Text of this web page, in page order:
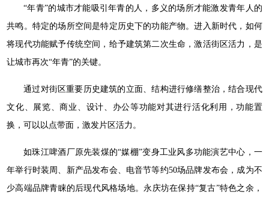
“年青”的城市才能吸引年青的人，多义的场所才能激发青年人的
共鸣。特定的场所空间是特定历史下的功能产物。进入新时代，如何
将现代功能赋予传统空间，给予建筑第二次生命，激活街区活力，是
让城市再次“年青”的关键。
通过对街区重要历史建筑的立面、结构进行修缮整治，结合现代
文化、展览、商业、设计、办公等功能对其进行活化利用，功能置
换，可以以点带面，激发片区活力。
如珠江啤酒厂原先装煤的“媒棚”变身工业风多功能演艺中心，一
年举行时装周、新产品发布会、电音节等约50场品牌发布会，成为不
少高端品牌青睐的后现代风格场地。永庆坊在保持“复古”特色之余，